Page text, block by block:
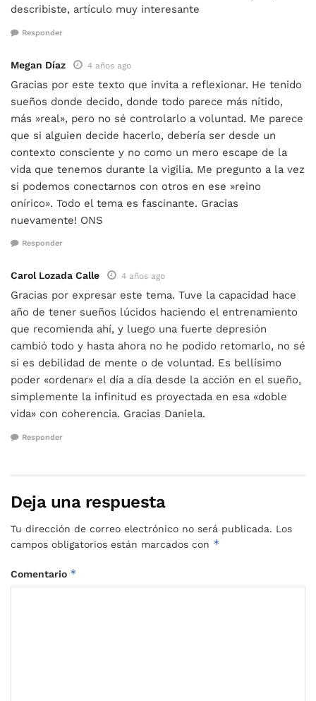
describiste, artículo muy interesante
Responder
Megan Díaz 4 años ago
Gracias por este texto que invita a reflexionar. He tenido
sueños donde decido, donde todo parece más nítido,
más »real», pero no sé controlarlo a voluntad. Me parece
que si alguien decide hacerlo, debería ser desde un
contexto consciente y no como un mero escape de la
vida que tenemos durante la vigilia. Me pregunto a la vez
si podemos conectarnos con otros en ese »reino
onírico». Todo el tema es fascinante. Gracias
nuevamente! ONS
Responder
Carol Lozada Calle 4 años ago
Gracias por expresar este tema. Tuve la capacidad hace
año de tener sueños lúcidos haciendo el entrenamiento
que recomienda ahí, y luego una fuerte depresión
cambió todo y hasta ahora no he podido retomarlo, no sé
si es debilidad de mente o de voluntad. Es bellísimo
poder «ordenar» el día a día desde la acción en el sueño,
simplemente la infinitud es proyectada en esa «doble
vida» con coherencia. Gracias Daniela.
Responder
Deja una respuesta
Tu dirección de correo electrónico no será publicada. Los
campos obligatorios están marcados con *
Comentario *